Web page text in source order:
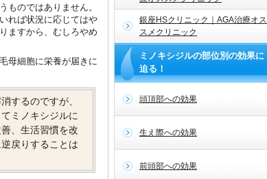
ものではありません。
れば状況に応じてはや
ますから、むしろやめ
母細胞に栄養が届きに
するのですが、
ミノキシジルに
、生活習慣を改
戻りすることは
銀座HSクリニック｜AGA治療オス
スメクリニック
ミノキシジルの部位別の効果に
迫る！
頭頂部への効果
生え際への効果
前頭部への効果